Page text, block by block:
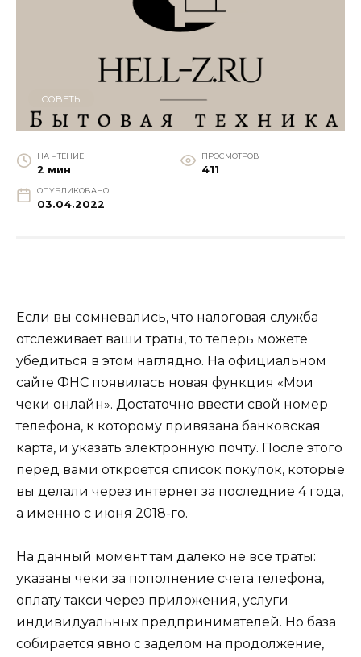
СОВЕТЫ
НА ЧТЕНИЕ
2 мин
ПРОСМОТРОВ
411
ОПУБЛИКОВАНО
03.04.2022
Если вы сомневались, что налоговая служба
отслеживает ваши траты, то теперь можете
убедиться в этом наглядно. На официальном
сайте ФНС появилась новая функция «Мои
чеки онлайн». Достаточно ввести свой номер
телефона, к которому привязана банковская
карта, и указать электронную почту. После этого
перед вами откроется список покупок, которые
вы делали через интернет за последние 4 года,
а именно с июня 2018-го.
На данный момент там далеко не все траты:
указаны чеки за пополнение счета телефона,
оплату такси через приложения, услуги
индивидуальных предпринимателей. Но база
собирается явно с заделом на продолжение,